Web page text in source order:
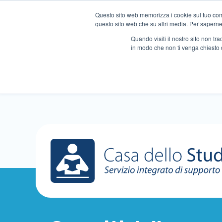
Questo sito web memorizza i cookie sul tuo
questo sito web che su altri media. Per
Quando visiti il ​​nostro sito non
in modo che non ti venga